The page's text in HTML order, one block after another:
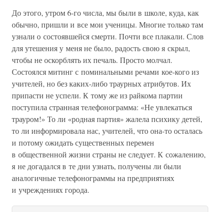
До этого, утром 6-го числа, мы были в школе, куда, как
обычно, пришли и все мои ученицы. Многие только там
узнали о состоявшейся смерти. Почти все плакали. Слов
для утешения у меня не было, радость свою я скрыл,
чтобы не оскорблять их печаль. Просто молчал.
Состоялся митинг с поминальными речами кое-кого из
учителей, но без каких-либо траурных атрибутов. Их
припасти не успели. К тому же из райкома партии
поступила странная телефонограмма: «Не увлекаться
трауром!» То ли «родная партия» жалела психику детей,
то ли информировала нас, учителей, что она-то осталась
и потому ожидать существенных перемен
в общественной жизни страны не следует. К сожалению,
я не догадался в те дни узнать, получены ли были
аналогичные телефонограммы на предприятиях
и учреждениях города.